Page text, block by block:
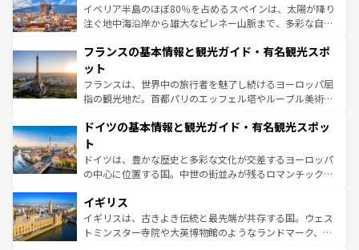
景など、自然景観も見逃せない。観光の合間には、本場の
ピザやパスタなど、絶品のイタリア料理を堪能することも
ませてくれるイタリアで、忘れられない旅をしてみよう！
なお、新着のイタリア情報は
しい。
イベリア半島のほぼ80％を占めるスペインは、太陽が降り
注ぐ地中海沿岸から雄大なピレネー山脈まで、多彩な自然
文化が根付くこの国では、情熱的なフラメンコ、熱気あふ
れる闘牛、そして美味しいタパスが生活の一部となってい
る。首都マドリードの洗練された雰囲気や、バルセロナの
アートに溢れた街角から、地方では古代ローマ遺跡や中世
せる。地方によって風土や気候が異なるスペインはその個
ンテンツ一覧 を参照してほしい。
フランスの基本情報と観光ガイド・有名観光スポ
ット
フランスは、世界中の旅行者を魅了し続けるヨーロッパ屈
指の観光地だ。首都パリのエッフェル塔やルーブル美術館
で、幅広い魅力が詰まっている。華麗な宮殿、歴史的な大
聖堂、美しいビーチ、そして豊かな自然が、訪れる者を心
から魅了する。また、フランスは美食の国としても知ら
れ、フランス料理はユネスコ無形文化遺産にも登録されて
香り高いラベンダー畑など、多彩な楽しみ方が可能だ。さ
らに、パリ以外の地域にも魅力が溢れており、どの街角に
も豊かな歴史と文化が息づいている。パリ以外の個性あふ
ドイツの基本情報と観光ガイド・有名観光スポッ
ト
ドイツは、豊かな歴史と多彩な文化が交差するヨーロッパ
の中心に位置する国。中世の街並みが残るロマンチック街
顔を持つこの国は、どこを歩いても飽きることがない。ベ
ルリンの文化的活気、バイエルン州のアルプスの絶景、そ
してライン川沿いのワイン畑といった風景は必見。ビール
イギリス
イギリスは、古きよき伝統と最先端が共存する国。ウェス
トミンスター寺院や大英博物館のようなランドマーク、歴